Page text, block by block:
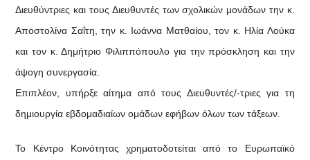
Διευθύντριες και τους Διευθυντές των σχολικών μονάδων την κ.
Αποστολίνα Σαΐτη, την κ. Ιωάννα Ματθαίου, τον κ. Ηλία Λούκα
και τον κ. Δημήτριο Φιλιππόπουλο για την πρόσκληση και την
άψογη συνεργασία.
Επιπλέον, υπήρξε αίτημα από τους Διευθυντές/-τριες για τη
δημιουργία εβδομαδιαίων ομάδων εφήβων όλων των τάξεων.
Το Κέντρο Κοινότητας χρηματοδοτείται από το Ευρωπαϊκό